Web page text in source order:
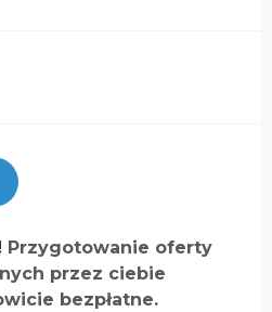
Przygotowanie oferty
przez ciebie
bezpłatne.